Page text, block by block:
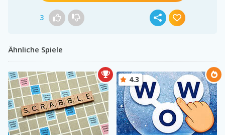
3
Ähnliche Spiele
4.3